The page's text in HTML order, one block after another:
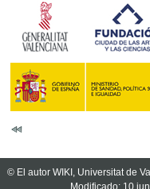
© El autor WIKI, Universitat de
Modificado: 10